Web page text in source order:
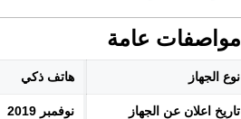
مواصفات عامة
نوع الجهاز هاتف ذكي
تاريخ اعلان عن الجهاز نوفمبر 2019